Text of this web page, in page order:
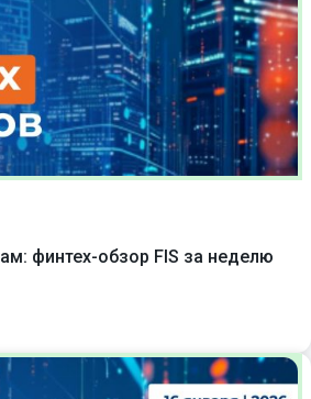
финтех-обзор FIS за неделю